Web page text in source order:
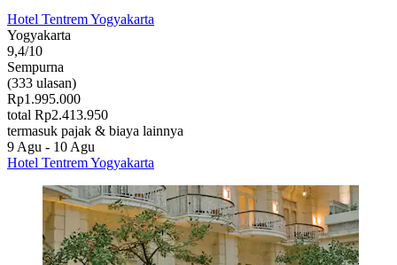
Hotel Tentrem Yogyakarta
Yogyakarta
9,4/10
Sempurna
(333 ulasan)
Rp1.995.000
total Rp2.413.950
termasuk pajak & biaya lainnya
9 Agu - 10 Agu
Hotel Tentrem Yogyakarta